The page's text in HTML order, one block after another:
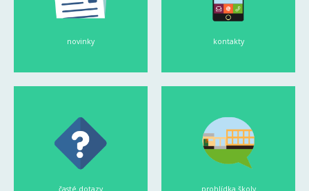
novinky kontakty
časté dotazy prohlídka školy